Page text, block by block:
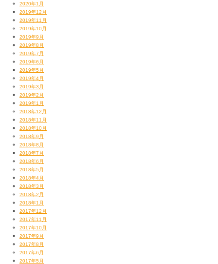
2020年1月
2019年12月
2019年11月
2019年10月
2019年9月
2019年8月
2019年7月
2019年6月
2019年5月
2019年4月
2019年3月
2019年2月
2019年1月
2018年12月
2018年11月
2018年10月
2018年9月
2018年8月
2018年7月
2018年6月
2018年5月
2018年4月
2018年3月
2018年2月
2018年1月
2017年12月
2017年11月
2017年10月
2017年9月
2017年8月
2017年6月
2017年5月